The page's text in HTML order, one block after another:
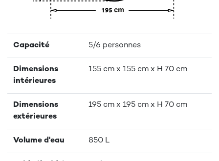
Capacité 5/6 personnes
Dimensions
intérieures
155 cm x 155 cm x H 70 cm
Dimensions
extérieures
195 cm x 195 cm x H 70 cm
Volume d'eau 850 L